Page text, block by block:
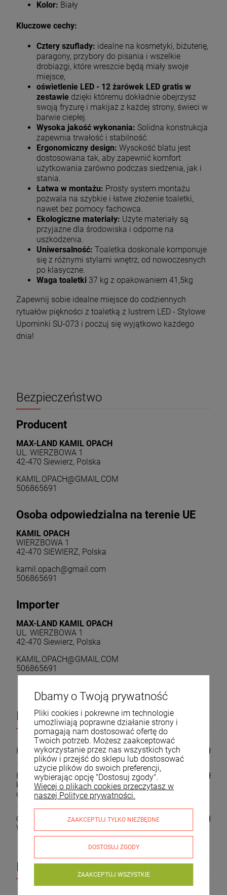
Kolor: Biały
Kluczowe cechy:
Cztery szuflady: idealne na kosmetyki, biżuterię,
paragony, przybory do pisania i wszelkie
drobiazgi, które wreszcie będą miały swoje
miejsce,
oświetlenie LED - 12 żarówek LED gratis w
zestawie dzięki któremu dokładnie obejrzysz
swoją fryzurę i makijaż z każdej strony, świeci w
barwie ciepłej.
Wysoka jakość wykonania: Solidna konstrukcja
zapewnia trwałość i stabilność.
Ergonomiczny design: Wysokość blatu jest
dostosowana tak, aby zapewnić komfort
użytkowania zarówno podczas siedzenia, jak i
stania.
Łatwa w montażu: Prosty system montażu
pozwala na szybkie i łatwe złożenie toaletki,
nawet bez pomocy fachowca.
Ekologiczne materiały: Użyte materiały są
przyjazne dla środowiska i odporne na
uszkodzenia.
Uniwersalność: Toaletka doskonale komponuje
się z różnymi stylami wnętrz, od nowoczesnych
po klasyczne.
Waga toaletki 37 kg z opakowaniem 41,5kg
Zapewnij sobie idealne miejsce do codziennych
rytuałów piękności z toaletką z lustrem LED - Stylowe
Upominki SU-073 i poczuj się wyjątkowo każdego
dnia!
Bezpieczeństwo
Producent
MAX-LAND KAMIL OPACH
UL. WIERZBOWA 1
42-470 Siewierz, Polska
KAMIL.OPACH@GMAIL.COM
506865691
Osoba odpowiedzialna na terenie UE
KAMIL OPACH
WIERZBOWA 1
42-470 SIEWIERZ, Polska
kamil.opach@gmail.com
506865691
Importer
MAX-LAND KAMIL OPACH
UL. WIERZBOWA 1
42-470 Siewierz, Polska
KAMIL.OPACH@GMAIL.COM
506865691
Koszty dostawy
Cena nie zawiera ewentualnych kosztów płatności
Kurier DPD(dostawa 24h) 24,00 zł
Kurier DPD - POBRANIE(Zapłata
kurierowi gotówką lub kartą podczas
odbioru przesyłki)
30,00 zł
Odbiór osobisty(odbiór w Siewierzu ul.
Wierzbowa 1)
0,00 zł
Produkty powiązane
Dbamy o Twoją prywatność
Pliki cookies i pokrewne im technologie
umożliwiają poprawne działanie strony i
pomagają nam dostosować ofertę do
Twoich potrzeb. Możesz zaakceptować
wykorzystanie przez nas wszystkich tych
plików i przejść do sklepu lub dostosować
użycie plików do swoich preferencji,
wybierając opcję "Dostosuj zgody".
Więcej o plikach cookies przeczytasz w
naszej Polityce prywatności.
ZAAKCEPTUJ TYLKO NIEZBĘDNE
DOSTOSUJ ZGODY
ZAAKCEPTUJ WSZYSTKIE